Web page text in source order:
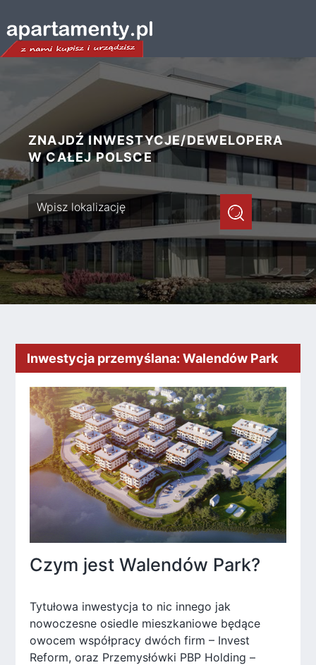
ZNAJDŹ INWESTYCJE/DEWELOPERA
W CAŁEJ POLSCE
Inwestycja przemyślana: Walendów Park
Czym jest Walendów Park?
Tytułowa inwestycja to nic innego jak
nowoczesne osiedle mieszkaniowe będące
owocem współpracy dwóch firm – Invest
Reform, oraz Przemysłówki PBP Holding –